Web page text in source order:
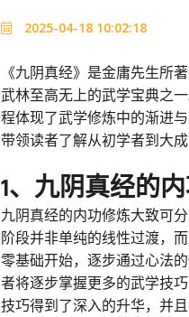
2025-04-18 10:02:18
《九阴真经》是金庸先生所
武林至高无上的武学宝典之
程体现了武学修炼中的渐进
带领读者了解从初学者到大
1、九阴真经的
九阴真经的内功修炼大致可
阶段并非单纯的线性过渡，
零基础开始，逐步通过心法
者将逐步掌握更多的武学技
技巧得到了深入的升华，并